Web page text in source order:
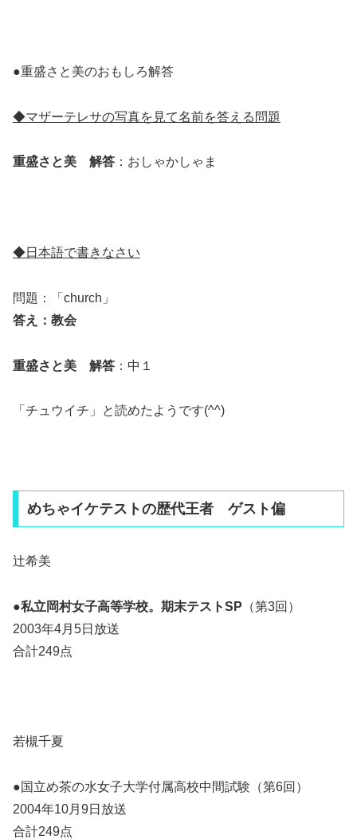
●重盛さと美のおもしろ解答
◆マザーテレサの写真を見て名前を答える問題
重盛さと美 解答 ： おしゃかしゃま
◆日本語で書きなさい
問題：「church」
答え：教会
重盛さと美 解答 ： 中１
「チュウイチ」と読めたようです(^^)
めちゃイケテストの歴代王者 ゲスト偏
辻希美
●私立岡村女子高等学校。期末テストSP （第3回）
2003年4月5日放送
合計249点
若槻千夏
●国立め茶の水女子大学付属高校中間試験 （第6回）
2004年10月9日放送
合計249点